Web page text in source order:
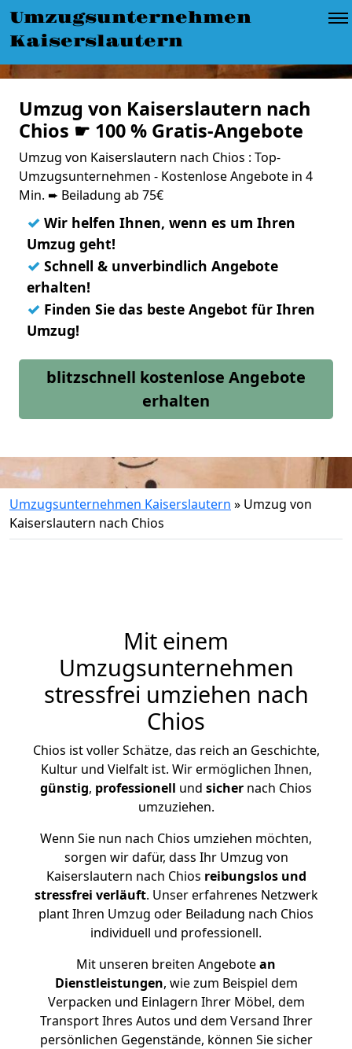
Umzugsunternehmen
Kaiserslautern
Umzug von Kaiserslautern nach
Chios ☛ 100 % Gratis-Angebote
Umzug von Kaiserslautern nach Chios : Top-
Umzugsunternehmen - Kostenlose Angebote in 4
Min. ➨ Beiladung ab 75€
✓ Wir helfen Ihnen, wenn es um Ihren
Umzug geht!
✓ Schnell & unverbindlich Angebote
erhalten!
✓ Finden Sie das beste Angebot für Ihren
Umzug!
blitzschnell kostenlose Angebote
erhalten
Umzugsunternehmen Kaiserslautern » Umzug von
Kaiserslautern nach Chios
Mit einem
Umzugsunternehmen
stressfrei umziehen nach
Chios
Chios ist voller Schätze, das reich an Geschichte,
Kultur und Vielfalt ist. Wir ermöglichen Ihnen,
günstig, professionell und sicher nach Chios
umzuziehen.
Wenn Sie nun nach Chios umziehen möchten,
sorgen wir dafür, dass Ihr Umzug von
Kaiserslautern nach Chios reibungslos und
stressfrei verläuft. Unser erfahrenes Netzwerk
plant Ihren Umzug oder Beiladung nach Chios
individuell und professionell.
Mit unseren breiten Angebotean
Dienstleistungen, wie zum Beispiel dem
Verpacken und Einlagern Ihrer Möbel, dem
Transport Ihres Autos und dem Versand Ihrer
persönlichen Gegenstände, können Sie sicher